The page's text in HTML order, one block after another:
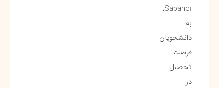
Sabancı،
به
دانشجویان
فرصت
تحصیل
در